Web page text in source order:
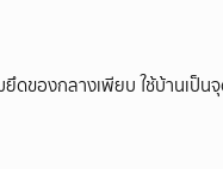
ดของกลางเพียบ ใช้บ้านเป็น